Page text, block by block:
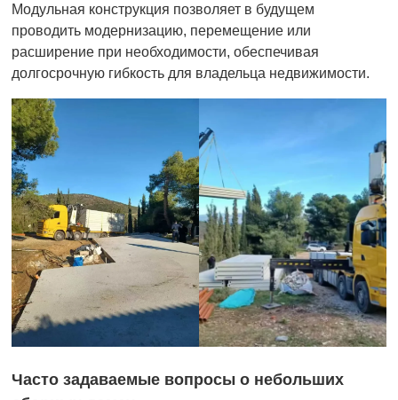
Модульная конструкция позволяет в будущем
проводить модернизацию, перемещение или
расширение при необходимости, обеспечивая
долгосрочную гибкость для владельца недвижимости.
Часто задаваемые вопросы о небольших